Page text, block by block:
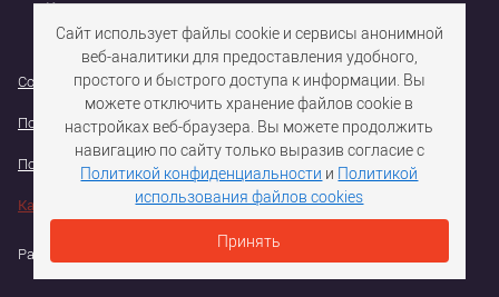
Интернациональная,
д. 100
Согласие на использование файлов cookie
Политика конфедициальности персональных данных
Политика обработки персональных данных
Карта сайта
Разработка сайта —
Принять
Сайт использует файлы cookie и сервисы анонимной
веб-аналитики для предоставления удобного,
простого и быстрого доступа к информации. Вы
можете отключить хранение файлов cookie в
настройках веб-браузера. Вы можете продолжить
навигацию по сайту только выразив согласие с
Политикой конфиденциальности и Политикой
использования файлов cookies